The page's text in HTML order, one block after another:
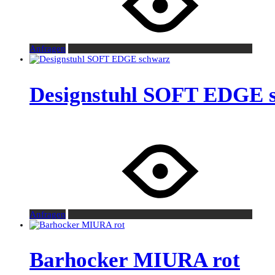
Anfragen
Designstuhl SOFT EDGE
Anfragen
Barhocker MIURA rot